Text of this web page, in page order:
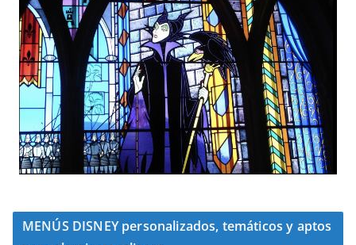
MENÚS DISNEY personalizados, temáticos y aptos